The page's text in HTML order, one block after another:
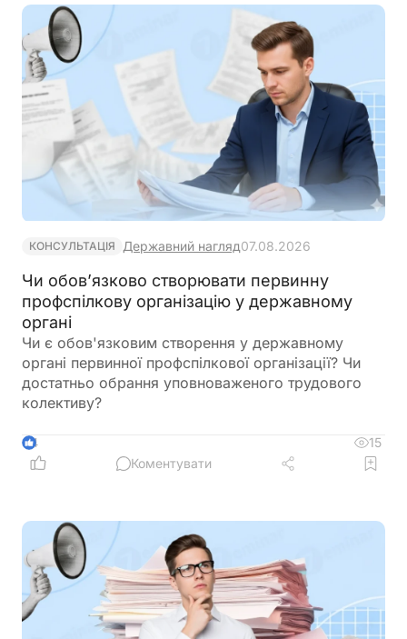
КОНСУЛЬТАЦІЯ Державний нагляд07.08.2026
Чи обов’язково створювати первинну
профспілкову організацію у державному
органі
Чи є обов'язковим створення у державному
органі первинної профспілкової організації? Чи
достатньо обрання уповноваженого трудового
колективу?
4
15
Коментувати